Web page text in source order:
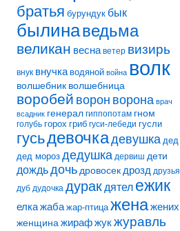
братья бурундук бык
былинаведьма
великан весна ветер визирь
внук внучка водяной война волк
волшебник волшебница
воробей ворон ворона врач
всадник генерал гиппопотам гном
голубь горох гриб гуси-лебеди гусли
гусьдевочкадевушка дед
дед мороз дедушка дервиш дети
дождьдочь дровосек дрозд друзья
дуб дудочка дурак дятел ежик
елкажаба жар-птица женажених
женщина жирафжукжуравль